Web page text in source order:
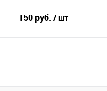
150 руб. / шт